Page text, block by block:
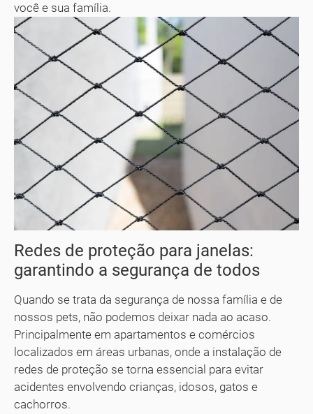
você e sua família.
Redes de proteção para janelas:
garantindo a segurança de todos
Quando se trata da segurança de nossa família e de
nossos pets, não podemos deixar nada ao acaso.
Principalmente em apartamentos e comércios
localizados em áreas urbanas, onde a instalação de
redes de proteção se torna essencial para evitar
acidentes envolvendo crianças, idosos, gatos e
cachorros.